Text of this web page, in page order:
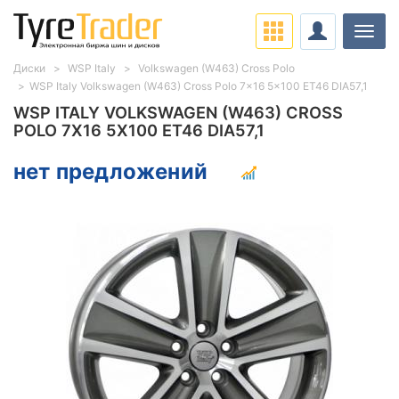
WSP ITALY VOLKSWAGEN (W463) CROSS
POLO 7X16 5X100 ET46 DIA57,1
нет предложений
Диски WSP Italy
Volkswagen (W463) Cross Polo
WSP Italy Volkswagen (W463) Cross Polo 7x16 5x100 ET46 DIA57,1